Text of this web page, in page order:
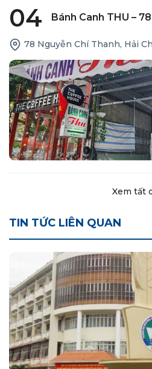
04 Bánh Canh THU –
78 Nguyễn Chí Thanh, Hải
Xem tất
TIN TỨC LIÊN QUAN